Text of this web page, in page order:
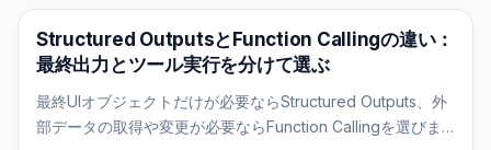
OpenAI API
Structured OutputsとFunction Callingの違い：
最終出力とツール実行を分けて選ぶ
最終UIオブジェクトだけが必要ならStructured Outputs、外
部データの取得や変更が必要ならFunction Callingを選びま